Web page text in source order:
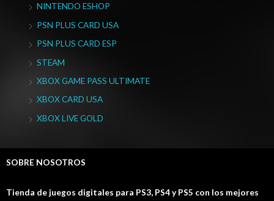
NINTENDO ESHOP
PSN PLUS CARD USA
PSN PLUS CARD ESP
STEAM
XBOX GAME PASS ULTIMATE
XBOX CARD USA
XBOX LIVE GOLD
SOBRE NOSOTROS
Tienda de juegos digitales para PS3, PS4 y PS5 con los mejores